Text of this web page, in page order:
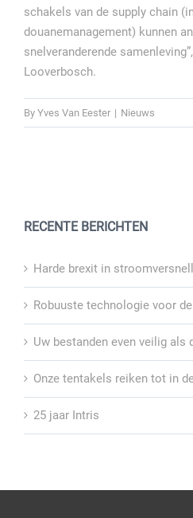
schakels van de supply chain
douanemanagement) kunnen
snelveranderende
Looverbosch.
By Yves Van Eester | Nieuws
RECENTE BERICHTEN
Harde brexit in
Robuuste technologie voor
Uw bestanden even veilig als
Onze tentakels reiken tot in
25 jaar Intris